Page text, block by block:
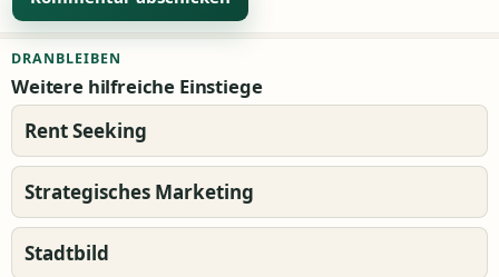
DRANBLEIBEN
Weitere hilfreiche Einstiege
Rent Seeking
Strategisches Marketing
Stadtbild